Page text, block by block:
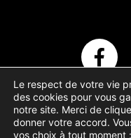
Copyright –
Le respect de votre vie
des cookies pour vous
notre site. Merci de
donner votre accord.
vos choix à tout moment :